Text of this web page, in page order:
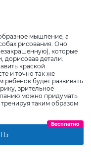
мышление, а
рисования. Оно
которые
дорисовав детали.
краской
и точно так же
ребенок будет развивать
зрительное
можно придумать
таким образом
Бесплатно